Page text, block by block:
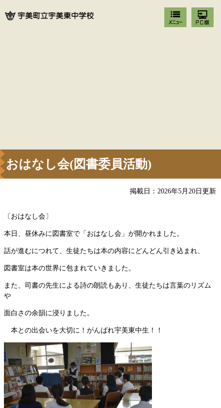
おはなし会(図書委員活動)
掲載日：2026年5月20日更新
〔おはなし会〕
本日、昼休みに図書室で「おはなし会」が開かれました。
話が進むにつれて、生徒たちは本の内容にどんどん引き込まれ、
図書室は本の世界に包まれていきました。
また、司書の先生による詩の朗読もあり、生徒たちは言葉のリズム
や
面白さの余韻に浸りました。
本との出会いを大切に！がんばれ宇美東中生！！